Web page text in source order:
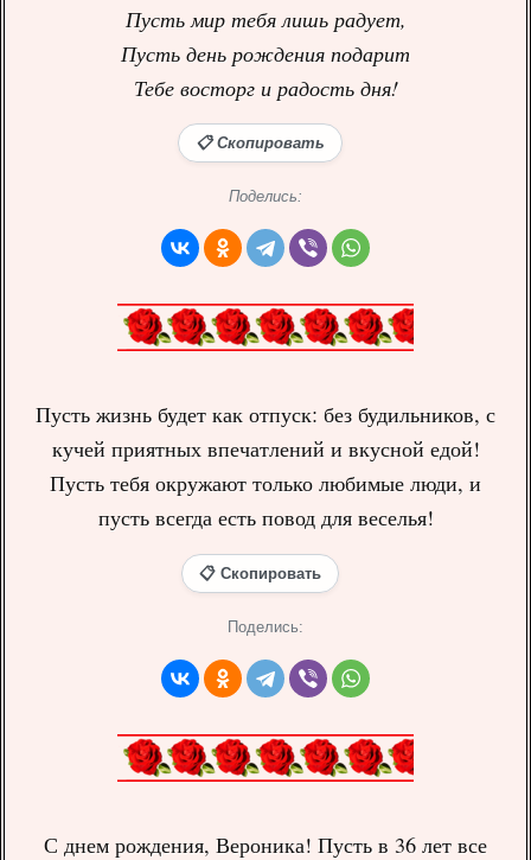
Пусть мир тебя лишь радует,
Пусть день рождения подарит
Тебе восторг и радость дня!
📋 Скопировать
Поделись:
Пусть жизнь будет как отпуск: без будильников, с
кучей приятных впечатлений и вкусной едой!
Пусть тебя окружают только любимые люди, и
пусть всегда есть повод для веселья!
📋 Скопировать
Поделись:
С днем рождения, Вероника! Пусть в 36 лет все